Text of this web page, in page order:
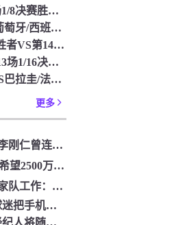
第8场1/8决赛胜者VS第7场1/8决赛胜者 世界杯【比赛在
07月11日 美国/比利时VS葡萄牙/西班牙 世界杯 免费直
07月08日 第16场1/16决赛胜者VS第14场1/16决
第15场1/16决赛胜者VS第13场1/16决赛胜者_07月
07月10日 加拿大/摩洛哥VS巴拉圭/法国 世界杯 免费在
更多
【精彩剪辑】重回西甲！李刚仁曾连踢水爷4脚被罚下震惊足坛
[有道理嘛?]全市场：米兰希望2500万欧永久性出售S·希门
【西甲】默特萨克谈在国家队工作：德国足球塑造了我的人生，感谢
[今日视频]珍贵的影响！球迷把手机扔到了西班牙队的游行大巴上
[足球]图片报：克洛普的经纪人将随他一起进入德国队管理团队